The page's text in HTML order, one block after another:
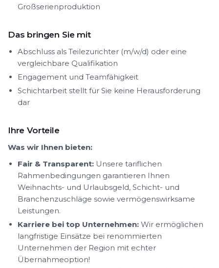
Großserienproduktion
Das bringen Sie mit
Abschluss als Teilezurichter (m/w/d) oder eine
vergleichbare Qualifikation
Engagement und Teamfähigkeit
Schichtarbeit stellt für Sie keine Herausforderung
dar
Ihre Vorteile
Was wir Ihnen bieten:
Fair & Transparent: Unsere tariflichen
Rahmenbedingungen garantieren Ihnen
Weihnachts- und Urlaubsgeld, Schicht- und
Branchenzuschläge sowie vermögenswirksame
Leistungen.
Karriere bei top Unternehmen: Wir ermöglichen
langfristige Einsätze bei renommierten
Unternehmen der Region mit echter
Übernahmeoption!